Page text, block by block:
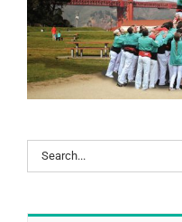
Search
for: